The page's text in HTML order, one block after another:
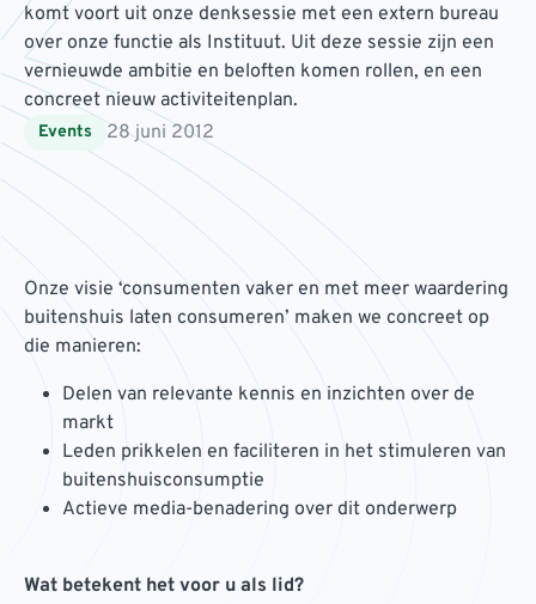
komt voort uit onze denksessie met een extern bureau
over onze functie als Instituut. Uit deze sessie zijn een
vernieuwde ambitie en beloften komen rollen, en een
concreet nieuw activiteitenplan.
Events 28 juni 2012
Onze visie ‘consumenten vaker en met meer waardering
buitenshuis laten consumeren’ maken we concreet op
die manieren:
Delen van relevante kennis en inzichten over de
markt
Leden prikkelen en faciliteren in het stimuleren van
buitenshuisconsumptie
Actieve media-benadering over dit onderwerp
Wat betekent het voor u als lid?